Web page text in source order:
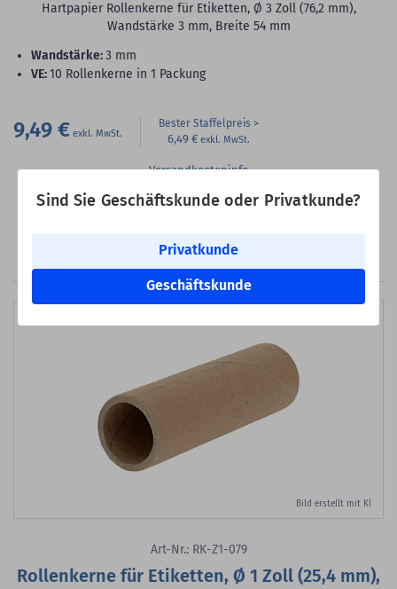
Sind Sie Geschäftskunde oder Privatkunde?
Privatkunde
Geschäftskunde
Hartpapier Rollenkerne für Etiketten, Ø 3 Zoll (76,2 mm),
Wandstärke 3 mm, Breite 54 mm
Wandstärke:3 mm
VE:10 Rollenkerne in 1 Packung
9,49 € Bester Staffelpreis
6,49 €
Versandkosteninfo
Lieferbar sofort ab Lager
In den Warenkorb
Bild erstellt mit KI
Art-Nr.: RK-Z1-079
Rollenkerne für Etiketten, Ø 1 Zoll (25,4 mm),